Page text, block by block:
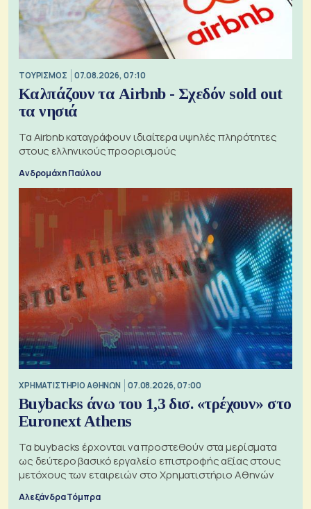
ΤΟΥΡΙΣΜΟΣ 07.08.2026, 07:10
Καλπάζουν τα Airbnb - Σχεδόν sold out
τα νησιά
Τα Airbnb καταγράφουν ιδιαίτερα υψηλές πληρότητες
στους ελληνικούς προορισμούς
Ανδρομάχη Παύλου
XΡΗΜΑΤΙΣΤΗΡΙΟ ΑΘΗΝΩΝ 07.08.2026, 07:00
Buybacks άνω του 1,3 δισ. «τρέχουν» στο
Euronext Athens
Τα buybacks έρχονται να προστεθούν στα μερίσματα
ως δεύτερο βασικό εργαλείο επιστροφής αξίας στους
μετόχους των εταιρειών στο Χρηματιστήριο Αθηνών
Αλεξάνδρα Τόμπρα